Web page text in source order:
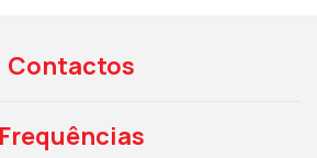
Contactos
Frequências